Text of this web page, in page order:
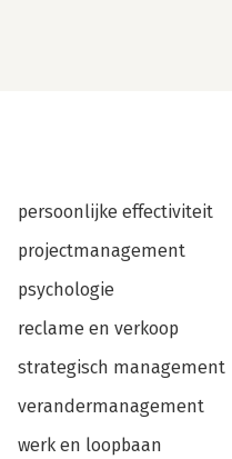
persoonlijke effectiviteit
projectmanagement
psychologie
reclame en verkoop
strategisch management
verandermanagement
werk en loopbaan